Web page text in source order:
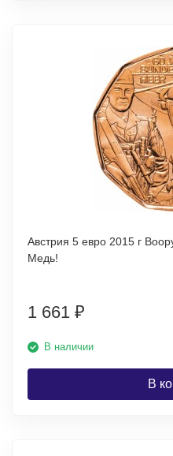
Австрия 5 евро 2015 г Вооруженные Силы Австрии
Медь!
1 661 ₽
В наличии
В